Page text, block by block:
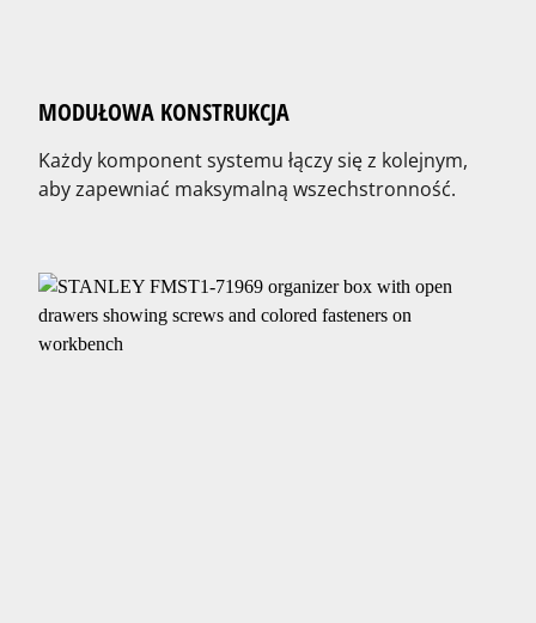
MODUŁOWA KONSTRUKCJA
Każdy komponent systemu łączy się z kolejnym,
aby zapewniać maksymalną wszechstronność.